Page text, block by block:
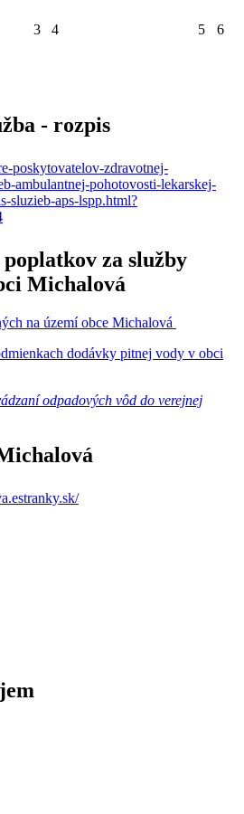
3 4 5 6
- rozpis
za služby
Michalová
na území obce Michalová
dodávky pitnej vody v obci
odpadových vôd do verejnej